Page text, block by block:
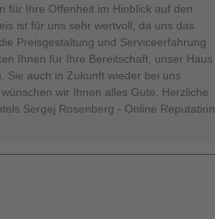
für Ihre Offenheit im Hinblick auf den
ist für uns sehr wertvoll, da uns das
Preisgestaltung und Serviceerfahrung
Ihnen für Ihre Bereitschaft, unser Haus
Sie auch in Zukunft wieder bei uns
wir Ihnen alles Gute. Herzliche
Sergej Rosenberg - Online Reputation